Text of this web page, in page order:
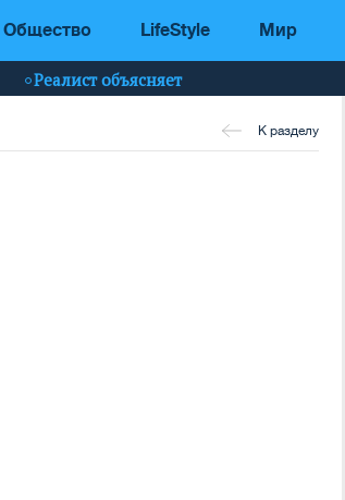
Общество LifeStyle Мир
Реалист объясняет
К разделу